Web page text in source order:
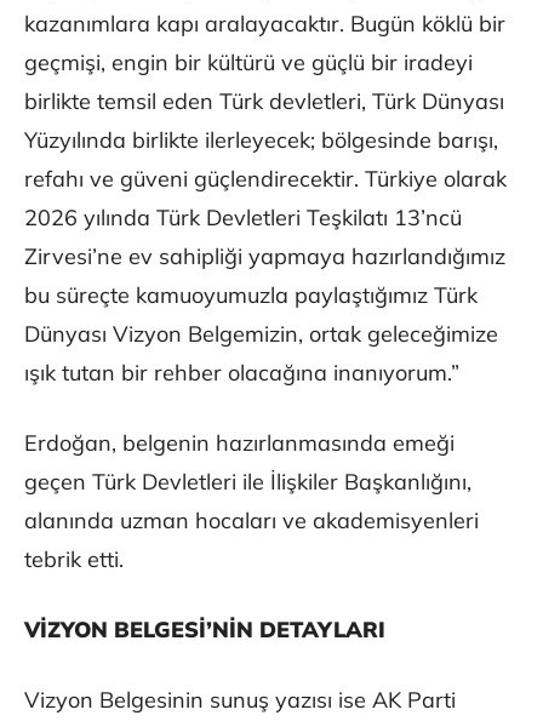
kazanımlara kapı aralayacaktır. Bugün köklü bir
geçmişi, engin bir kültürü ve güçlü bir iradeyi
birlikte temsil eden Türk devletleri, Türk Dünyası
Yüzyılında birlikte ilerleyecek; bölgesinde barışı,
refahı ve güveni güçlendirecektir. Türkiye olarak
2026 yılında Türk Devletleri Teşkilatı 13’ncü
Zirvesi’ne ev sahipliği yapmaya hazırlandığımız
bu süreçte kamuoyumuzla paylaştığımız Türk
Dünyası Vizyon Belgemizin, ortak geleceğimize
ışık tutan bir rehber olacağına inanıyorum.”
Erdoğan, belgenin hazırlanmasında emeği
geçen Türk Devletleri ile İlişkiler Başkanlığını,
alanında uzman hocaları ve akademisyenleri
tebrik etti.
VİZYON BELGESİ’NİN DETAYLARI
Vizyon Belgesinin sunuş yazısı ise AK Parti